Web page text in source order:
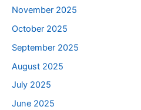
November 2025
October 2025
September 2025
August 2025
July 2025
June 2025